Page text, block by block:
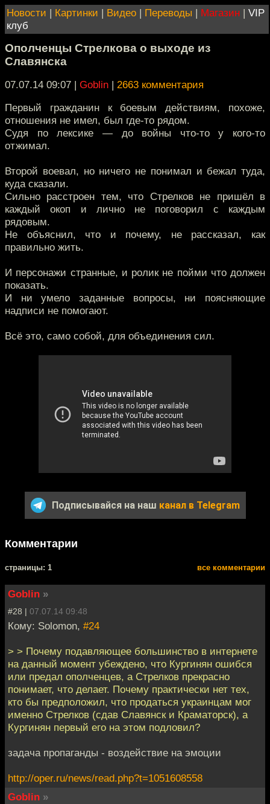
Новости | Картинки | Видео | Переводы | Магазин | VIP
клуб
Ополченцы Стрелкова о выходе из
Славянска
07.07.14 09:07 | Goblin | 2663 комментария
Первый гражданин к боевым действиям, похоже,
отношения не имел, был где-то рядом.
Судя по лексике — до войны что-то у кого-то
отжимал.
Второй воевал, но ничего не понимал и бежал туда,
куда сказали.
Сильно расстроен тем, что Стрелков не пришёл в
каждый окоп и лично не поговорил с каждым
рядовым.
Не объяснил, что и почему, не рассказал, как
правильно жить.
И персонажи странные, и ролик не пойми что должен
показать.
И ни умело заданные вопросы, ни поясняющие
надписи не помогают.
Всё это, само собой, для объединения сил.
Подписывайся на наш канал в Telegram
Комментарии
cтраницы: 1 все комментарии
Goblin »
#28 | 07.07.14 09:48
Кому: Solomon, #24
> > Почему подавляющее большинство в интернете
на данный момент убеждено, что Кургинян ошибся
или предал ополченцев, а Стрелков прекрасно
понимает, что делает. Почему практически нет тех,
кто бы предположил, что продаться украинцам мог
именно Стрелков (сдав Славянск и Краматорск), а
Кургинян первый его на этом подловил?
задача пропаганды - воздействие на эмоции
http://oper.ru/news/read.php?t=1051608558
Goblin »